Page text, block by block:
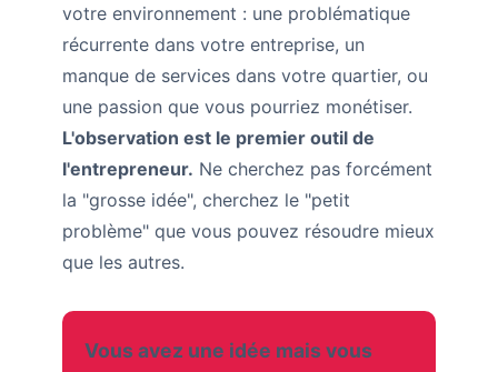
votre environnement : une problématique
récurrente dans votre entreprise, un
manque de services dans votre quartier, ou
une passion que vous pourriez monétiser.
L'observation est le premier outil de
l'entrepreneur. Ne cherchez pas forcément
la "grosse idée", cherchez le "petit
problème" que vous pouvez résoudre mieux
que les autres.
Vous avez une idée mais vous